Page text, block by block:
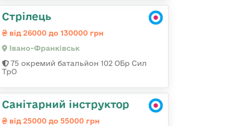
Стрілець
від 26000 до 130000 грн
Івано-Франківськ
75 окремий батальйон 102 ОБр Сил
ТрО
Санітарний інструктор
від 25000 до 55000 грн